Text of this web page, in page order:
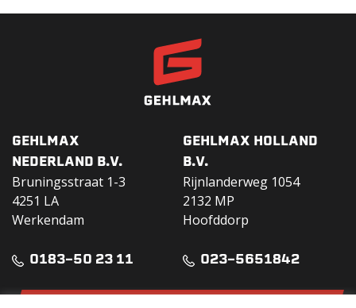
GEHLMAX
NEDERLAND B.V.
Bruningsstraat 1-3
4251 LA
Werkendam
0183-50 23 11
GEHLMAX HOLLAND
B.V.
Rijnlanderweg 1054
2132 MP
Hoofddorp
023-5651842